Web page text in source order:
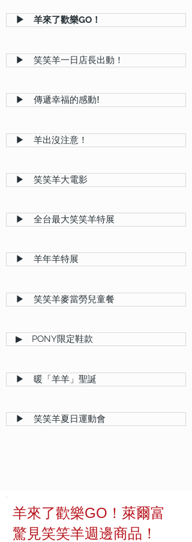
▶ 羊來了歡樂GO！
▶ 笑笑羊一日店長出動！
▶ 傳遞幸福的感動!
▶ 羊出沒注意！
▶ 笑笑羊大電影
▶ 全台最大笑笑羊特展
▶ 羊年羊特展
▶ 笑笑羊麥當勞兒童餐
▶ PONY限定鞋款
▶ 暖「羊羊」聖誕
▶ 笑笑羊夏日運動會
羊來了歡樂GO！萊爾富
驚見笑笑羊週邊商品！